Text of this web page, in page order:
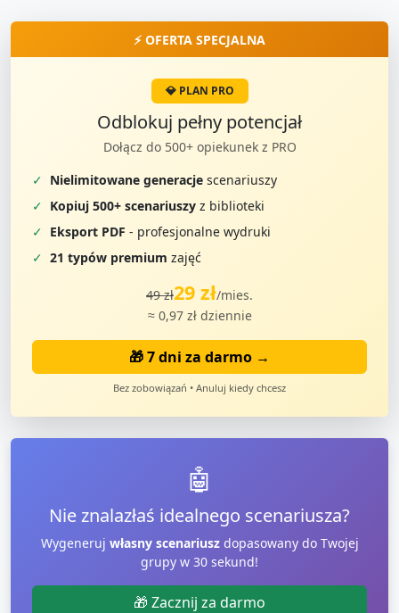
⚡ OFERTA SPECJALNA
💎 PLAN PRO
Odblokuj pełny potencjał
Dołącz do 500+ opiekunek z PRO
✓ Nielimitowane generacje scenariuszy
✓ Kopiuj 500+ scenariuszy z biblioteki
✓ Eksport PDF - profesjonalne wydruki
✓ 21 typów premium zajęć
49 zł29 zł/mies.
≈ 0,97 zł dziennie
🎁 7 dni za darmo →
Bez zobowiązań • Anuluj kiedy chcesz
🤖
Nie znalazłaś idealnego scenariusza?
Wygeneruj własny scenariuszdopasowany do Twojej
grupy w 30 sekund!
🎁 Zacznij za darmo